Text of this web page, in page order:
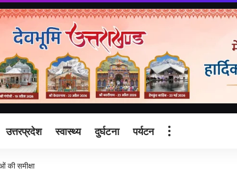
उत्तरप्रदेश स्वास्थ्य दुर्घटना पर्यटन
की समीक्षा